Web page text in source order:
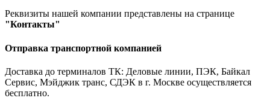
Реквизиты нашей компании представлены на странице
"Контакты"
Отправка транспортной компанией
Доставка до терминалов ТК: Деловые линии, ПЭК, Байкал
Сервис, Мэйджик транс, СДЭК в г. Москве осуществляется
бесплатно.